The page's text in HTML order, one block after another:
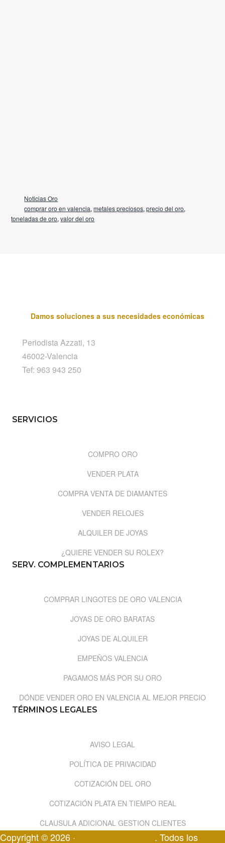
Noticias Oro
comprar oro en valencia,metales preciosos,precio del oro,
toneladas de oro,valor del oro
Damos soluciones a sus necesidades económicas
Periodista Azzati, 13
46002-Valencia
Tef: 963 943 250
SERVICIOS
COMPRO ORO
VENDER PLATA
COMPRA VENTA DE DIAMANTES
VENDER RELOJES
ALQUILER DE JOYAS
¿QUIERE VENDER SU ROLEX?
SERV. COMPLEMENTARIOS
COMPRAR LINGOTES DE ORO VALENCIA
JOYAS DE ORO BARATAS
JOYAS DE ALQUILER
EMPEÑOS VALENCIA
PAGAMOS MÁS POR SU ORO
DÓNDE VENDER ORO EN VALENCIA AL MEJOR PRECIO
TÉRMINOS LEGALES
AVISO LEGAL
POLÍTICA DE PRIVACIDAD
COTIZACIÓN DEL ORO
COTIZACIÓN PLATA EN TIEMPO REAL
CLAUSULA ADICIONAL GESTION CLIENTES
Copyright © 2026 · . Todos los